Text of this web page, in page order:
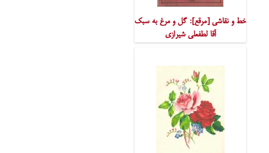
خط و نقاشی [مرقع]: گل و مرغ به سبک
آقا لطفعلی شیرازی